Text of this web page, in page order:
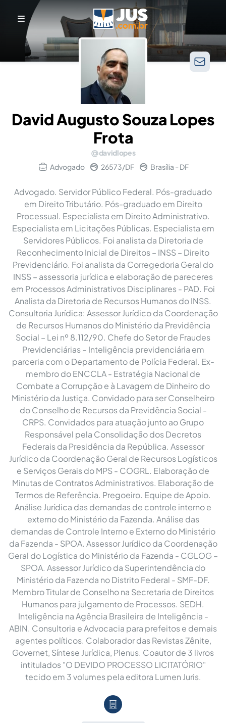
David Augusto Souza Lopes
Frota
davidlopes
Advogado
26573/DF Brasília - DF
Advogado. Servidor Público Federal. Pós-graduado
em Direito Tributário. Pós-graduado em Direito
Processual. Especialista em Direito Administrativo.
Especialista em Licitações Públicas. Especialista em
Servidores Públicos. Foi analista da Diretoria de
Reconhecimento Inicial de Direitos – INSS – Direito
Previdenciário. Foi analista da Corregedoria Geral do
INSS – assessoria jurídica e elaboração de pareceres
em Processos Administrativos Disciplinares - PAD. Foi
Analista da Diretoria de Recursos Humanos do INSS.
Consultoria Jurídica: Assessor Jurídico da Coordenação
de Recursos Humanos do Ministério da Previdência
Social – Lei nº 8.112/90. Chefe do Setor de Fraudes
Previdenciárias – Inteligência previdenciária em
parceria com o Departamento de Polícia Federal. Ex-
membro do ENCCLA - Estratégia Nacional de
Combate a Corrupção e à Lavagem de Dinheiro do
Ministério da Justiça. Convidado para ser Conselheiro
do Conselho de Recursos da Previdência Social -
CRPS. Convidados para atuação junto ao Grupo
Responsável pela Consolidação dos Decretos
Federais da Presidência da República. Assessor
Jurídico da Coordenação Geral de Recursos Logísticos
e Serviços Gerais do MPS - COGRL. Elaboração de
Minutas de Contratos Administrativos. Elaboração de
Termos de Referência. Pregoeiro. Equipe de Apoio.
Análise Jurídica das demandas de controle interno e
externo do Ministério da Fazenda. Análise das
demandas de Controle Interno e Externo do Ministério
da Fazenda - SPOA. Assessor Jurídico da Coordenação
Geral do Logística do Ministério da Fazenda - CGLOG –
SPOA. Assessor Jurídico da Superintendência do
Ministério da Fazenda no Distrito Federal - SMF-DF.
Membro Titular de Conselho na Secretaria de Direitos
Humanos para julgamento de Processos. SEDH.
Inteligência na Agência Brasileira de Inteligência -
ABIN. Consultoria e Advocacia para prefeitos e demais
agentes políticos. Colaborador das Revistas Zênite,
Governet, Síntese Jurídica, Plenus. Coautor de 3 livros
intitulados "O DEVIDO PROCESSO LICITATÓRIO"
tecido em 3 volumes pela editora Lumen Juris.